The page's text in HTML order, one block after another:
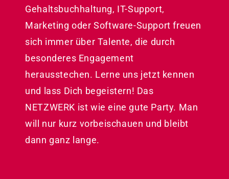
Gehaltsbuchhaltung, IT-Support,
Marketing oder Software-Support freuen
sich immer über Talente, die durch
besonderes Engagement
herausstechen. Lerne uns jetzt kennen
und lass Dich begeistern! Das
NETZWERK ist wie eine gute Party. Man
will nur kurz vorbeischauen und bleibt
dann ganz lange.